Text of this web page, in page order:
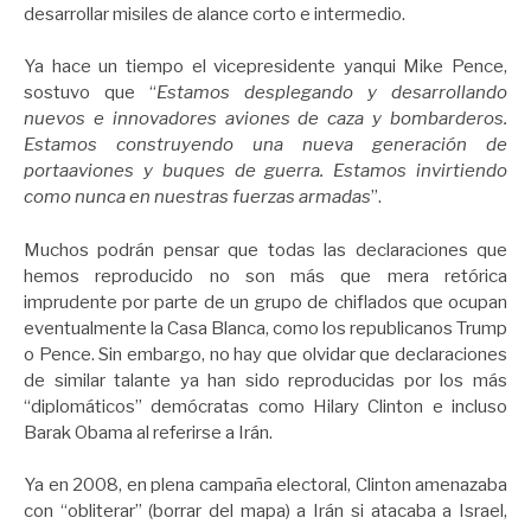
desarrollar misiles de alance corto e intermedio.
Ya hace un tiempo el vicepresidente yanqui Mike Pence,
sostuvo que “Estamos desplegando y desarrollando
nuevos e innovadores aviones de caza y bombarderos.
Estamos construyendo una nueva generación de
portaaviones y buques de guerra. Estamos invirtiendo
como nunca en nuestras fuerzas armadas”.
Muchos podrán pensar que todas las declaraciones que
hemos reproducido no son más que mera retórica
imprudente por parte de un grupo de chiflados que ocupan
eventualmente la Casa Blanca, como los republicanos Trump
o Pence. Sin embargo, no hay que olvidar que declaraciones
de similar talante ya han sido reproducidas por los más
“diplomáticos” demócratas como Hilary Clinton e incluso
Barak Obama al referirse a Irán.
Ya en 2008, en plena campaña electoral, Clinton amenazaba
con “obliterar” (borrar del mapa) a Irán si atacaba a Israel,